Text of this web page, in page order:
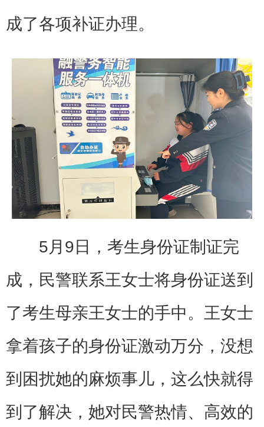
成了各项补证办理。
5月9日，考生身份证制证完
成，民警联系王女士将身份证送到
了考生母亲王女士的手中。王女士
拿着孩子的身份证激动万分，没想
到困扰她的麻烦事儿，这么快就得
到了解决，她对民警热情、高效的